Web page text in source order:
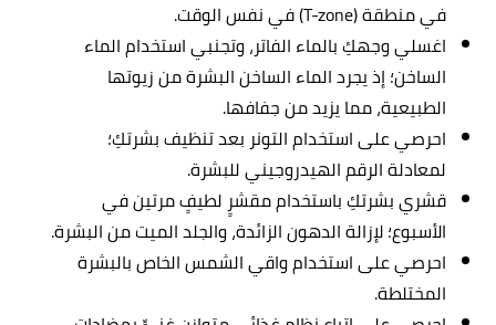
في منطقة (T-zone) في نفس الوقت.
اغسلي وجهكِ بالماء الفاتر، وتجنبي استخدام الماء
الساخن؛ إذ يجرد الماء الساخن البشرة من زيوتها
الطبيعية، مما يزيد من جفافها.
احرصي على استخدام التونر بعد تنظيف بشرتكِ؛
لمعادلة الرقم الهيدروجيني للبشرة.
قشري بشرتكِ باستخدام مقشرٍ لطيفٍ مرتين في
الأسبوع؛ لإزالة الدهون الزائدة، والجلد الميت من البشرة.
احرصي على استخدام واقي الشمس الخاص بالبشرة
المختلطة.